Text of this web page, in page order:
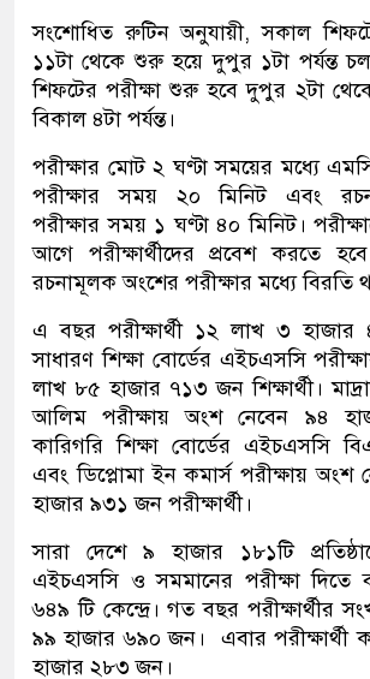
সংশোধিত রুটিন অনুযায়ী, সকাল
১১টা থেকে শুরু হয়ে দুপুর ১টা পর্যন্ত
শিফটের পরীক্ষা শুরু হবে দুপুর ২টা
বিকাল ৪টা পর্যন্ত।
পরীক্ষার মোট ২ ঘণ্টা সময়ের মধ্যে
পরীক্ষার সময় ২০ মিনিট এবং
পরীক্ষার সময় ১ ঘণ্টা ৪০ মিনিট।
আগে পরীক্ষার্থীদের প্রবেশ করতে
রচনামূলক অংশের পরীক্ষার মধ্যে বিরতি
এ বছর পরীক্ষার্থী ১২ লাখ ৩
সাধারণ শিক্ষা বোর্ডের এইচএসসি
লাখ ৮৫ হাজার ৭১৩ জন শিক্ষার্থী।
আলিম পরীক্ষায় অংশ নেবেন ৯৪
কারিগরি শিক্ষা বোর্ডের এইচএসসি
এবং ডিপ্লোমা ইন কমার্স পরীক্ষায় অংশ
হাজার ৯৩১ জন পরীক্ষার্থী।
সারা দেশে ৯ হাজার ১৮১টি
এইচএসসি ও সমমানের পরীক্ষা দিতে
৬৪৯ টি কেন্দ্রে। গত বছর পরীক্ষার্থীর
৯৯ হাজার ৬৯০ জন। এবার পরীক্ষার্থী
হাজার ২৮৩ জন।